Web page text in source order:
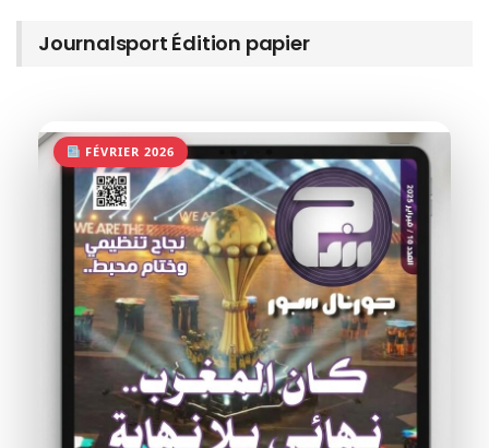
Journalsport Édition papier
FÉVRIER 2026